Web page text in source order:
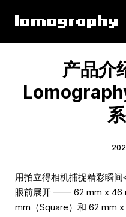
产品介
用拍立得相机捕捉精彩瞬
眼前展开 —— 62 mm x 46
mm（Square）和 62 mm x